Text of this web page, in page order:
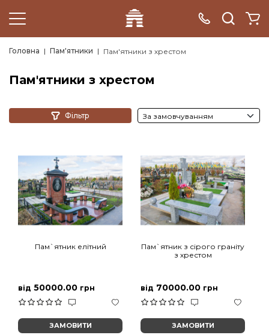
Головна Пам'ятники Пам'ятники з хрестом
Пам'ятники з хрестом
Фільтр
Пам`ятник елітний
від 50000.00 грн
ЗАМОВИТИ
Пам`ятник з сірого граніту
з хрестом
від 70000.00 грн
ЗАМОВИТИ